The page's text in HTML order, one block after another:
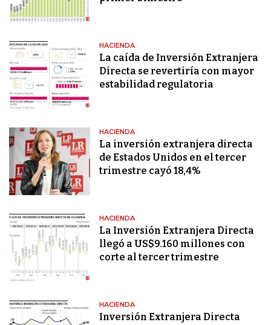
HACIENDA
La caída de Inversión Extranjera
Directa se revertiría con mayor
estabilidad regulatoria
HACIENDA
La inversión extranjera directa
de Estados Unidos en el tercer
trimestre cayó 18,4%
HACIENDA
La Inversión Extranjera Directa
llegó a US$9.160 millones con
corte al tercer trimestre
HACIENDA
Inversión Extranjera Directa